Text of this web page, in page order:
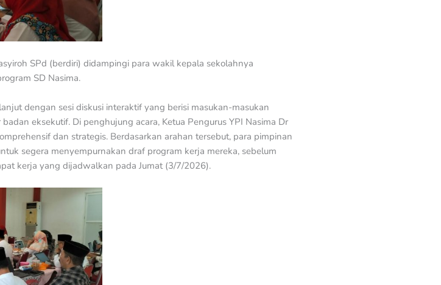
SPd (berdiri) didampingi para wakil kepala sekolahnya
SD Nasima.
dengan sesi diskusi interaktif yang berisi masukan-masukan
eksekutif. Di penghujung acara, Ketua Pengurus YPI Nasima Dr
dan strategis. Berdasarkan arahan tersebut, para pimpinan
segera menyempurnakan draf program kerja mereka, sebelum
kerja yang dijadwalkan pada Jumat (3/7/2026).